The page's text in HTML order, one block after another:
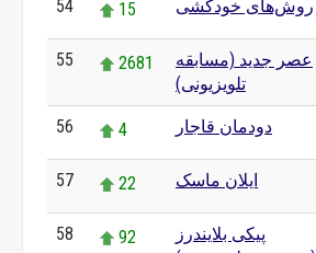
54 15 روش‌های خودکشی
55 2681
عصر جدید (مسابقه
تلویزیونی)
56 4 دودمان قاجار
57 22 ایلان ماسک
58 92
پیکی بلایندرز